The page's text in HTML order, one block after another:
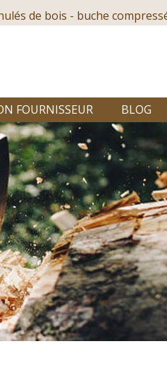
de bois - buche
FOURNISSEUR BLOG